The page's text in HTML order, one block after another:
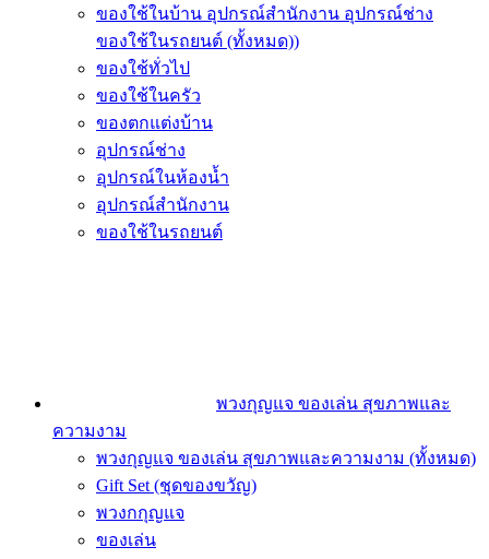
ของใช้ในบ้าน อุปกรณ์สำนักงาน อุปกรณ์ช่าง
ของใช้ในรถยนต์ (ทั้งหมด))
ของใช้ทั่วไป
ของใช้ในครัว
ของตกแต่งบ้าน
อุปกรณ์ช่าง
อุปกรณ์ในห้องน้ำ
อุปกรณ์สำนักงาน
ของใช้ในรถยนต์
พวงกุญแจ ของเล่น สุขภาพและ
ความงาม
พวงกุญแจ ของเล่น สุขภาพและความงาม (ทั้งหมด)
Gift Set (ชุดของขวัญ)
พวงกกุญแจ
ของเล่น